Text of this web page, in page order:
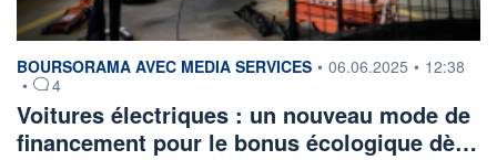
information fournie par
BOURSORAMA AVEC MEDIA SERVICES • 06.06.2025 • 12:38
•
4
Voitures électriques : un nouveau mode de
financement pour le bonus écologique dè…